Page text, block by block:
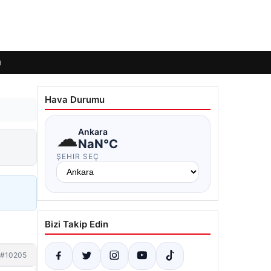
#10205
Hava Durumu
☁Ankara
NaN°C
ŞEHIR SEÇ
Bizi Takip Edin